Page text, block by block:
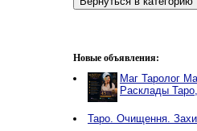
Новые объявления:
Маг Таролог
Расклады
Таро. Очищення.